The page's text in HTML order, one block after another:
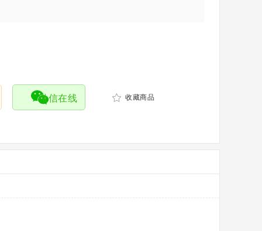
微信在线 收藏商品